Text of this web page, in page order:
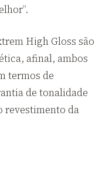
High Gloss são
afinal, ambos
termos de
de tonalidade
revestimento da